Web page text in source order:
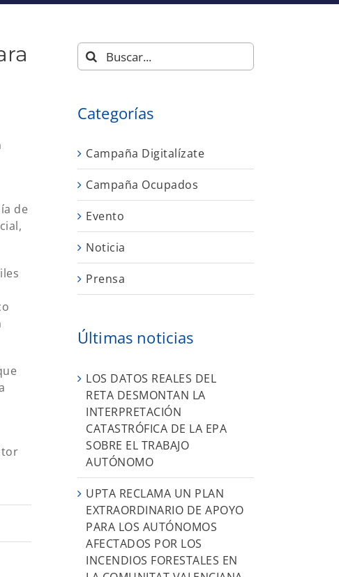
de
Buscar:
Categorías
Campaña Digitalízate
Campaña Ocupados
Evento
Noticia
Prensa
Últimas noticias
LOS DATOS REALES DEL
RETA DESMONTAN LA
INTERPRETACIÓN
CATASTRÓFICA DE LA EPA
SOBRE EL TRABAJO
AUTÓNOMO
UPTA RECLAMA UN PLAN
EXTRAORDINARIO DE APOYO
PARA LOS AUTÓNOMOS
AFECTADOS POR LOS
INCENDIOS FORESTALES EN